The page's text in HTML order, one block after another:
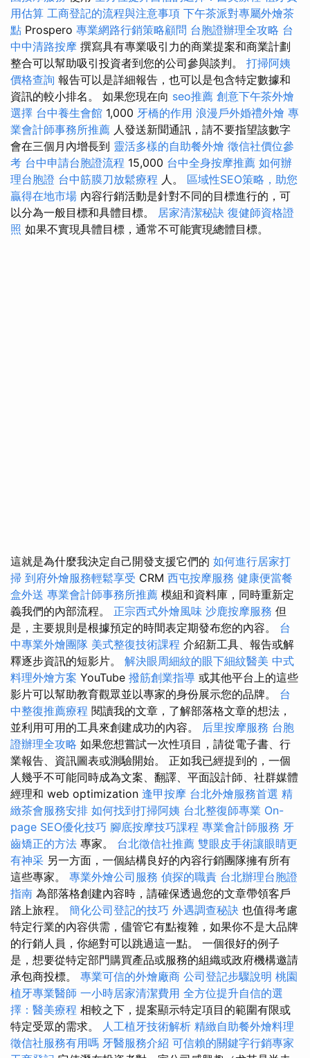
用估算 工商登記的流程與注意事項 下午茶派對專屬外燴茶
點 Prospero 專業網路行銷策略顧問 台胞證辦理全攻略 台
中中清路按摩 撰寫具有專業吸引力的商業提案和商業計劃
整合可以幫助吸引投資者到您的公司參與談判。 打掃阿姨
價格查詢 報告可以是詳細報告，也可以是包含特定數據和
資訊的較小排名。 如果您現在向 seo推薦 創意下午茶外燴
選擇 台中養生會館 1,000 牙橋的作用 浪漫戶外婚禮外燴 專
業會計師事務所推薦 人發送新聞通訊，請不要指望該數字
會在三個月內增長到 靈活多樣的自助餐外燴 徵信社價位參
考 台中申請台胞證流程 15,000 台中全身按摩推薦 如何辦
理台胞證 台中筋膜刀放鬆療程 人。 區域性SEO策略，助您
贏得在地市場 內容行銷活動是針對不同的目標進行的，可
以分為一般目標和具體目標。 居家清潔秘訣 復健師資格證
照 如果不實現具體目標，通常不可能實現總體目標。
這就是為什麼我決定自己開發支援它們的 如何進行居家打
掃 到府外燴服務輕鬆享受 CRM 西屯按摩服務 健康便當餐
盒外送 專業會計師事務所推薦 模組和資料庫，同時重新定
義我們的內部流程。 正宗西式外燴風味 沙鹿按摩服務 但
是，主要規則是根據預定的時間表定期發布您的內容。 台
中專業外燴團隊 美式整復技術課程 介紹新工具、報告或解
釋逐步資訊的短影片。 解決眼周細紋的眼下細紋醫美 中式
料理外燴方案 YouTube 撥筋創業指導 或其他平台上的這些
影片可以幫助教育觀眾並以專家的身份展示您的品牌。 台
中整復推薦療程 閱讀我的文章，了解部落格文章的想法，
並利用可用的工具來創建成功的內容。 后里按摩服務 台胞
證辦理全攻略 如果您想嘗試一次性項目，請從電子書、行
業報告、資訊圖表或測驗開始。 正如我已經提到的，一個
人幾乎不可能同時成為文案、翻譯、平面設計師、社群媒體
經理和 web optimization 逢甲按摩 台北外燴服務首選 精
緻茶會服務安排 如何找到打掃阿姨 台北整復師專業 On-
page SEO優化技巧 腳底按摩技巧課程 專業會計師服務 牙
齒矯正的方法 專家。 台北徵信社推薦 雙眼皮手術讓眼睛更
有神采 另一方面，一個結構良好的內容行銷團隊擁有所有
這些專家。 專業外燴公司服務 偵探的職責 台北辦理台胞證
指南 為部落格創建內容時，請確保透過您的文章帶領客戶
踏上旅程。 簡化公司登記的技巧 外遇調查秘訣 也值得考慮
特定行業的內容供需，儘管它有點複雜，如果你不是大品牌
的行銷人員，你絕對可以跳過這一點。 一個很好的例子
是，想要從特定部門購買產品或服務的組織或政府機構邀請
承包商投標。 專業可信的外燴廠商 公司登記步驟說明 桃園
植牙專業醫師 一小時居家清潔費用 全方位提升自信的選
擇：醫美療程 相較之下，提案顯示特定項目的範圍有限或
特定受眾的需求。 人工植牙技術解析 精緻自助餐外燴料理
徵信社服務有用嗎 牙醫服務介紹 可信賴的關鍵字行銷專家